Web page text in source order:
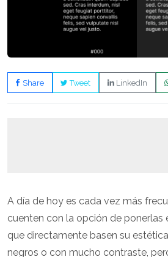
Share Tweet LinkedIn
A día de hoy es cada vez más
cuenten con la opción de ponerlas
que directamente basen su
negros o con mucho contraste,